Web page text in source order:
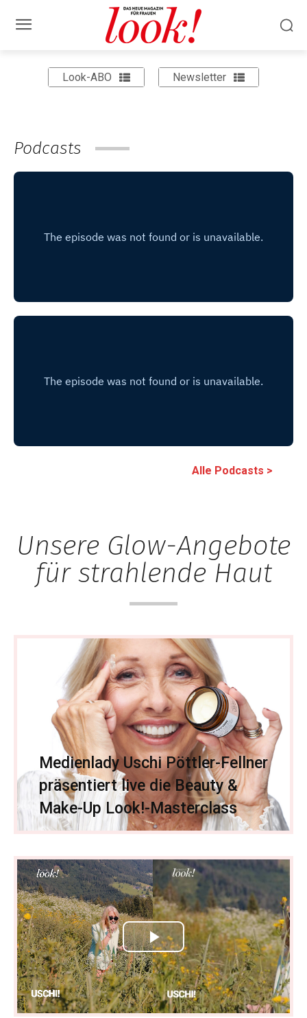
Look-ABO Newsletter
Podcasts
Alle Podcasts >
Unsere Glow-Angebote
für strahlende Haut
Medienlady Uschi Pöttler-Fellner
präsentiert live die Beauty &
Make-Up Look!-Masterclass